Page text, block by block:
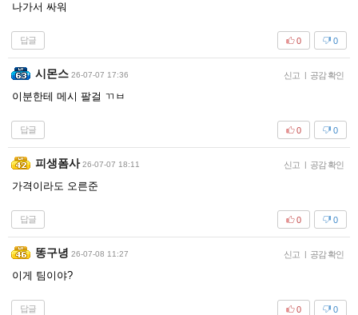
나가서 싸워
답글 0
0
시몬스 26-07-07 17:36 신고 | 공감 확인
이분한테 메시 팔걸 ㄲㅂ
답글 0
0
피생폼사 26-07-07 18:11 신고 | 공감 확인
가격이라도 오른준
답글 0
0
똥구녕 26-07-08 11:27 신고 | 공감 확인
이게 팀이야?
답글 0
0